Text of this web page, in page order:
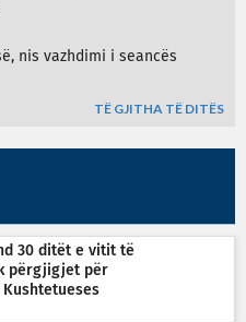
nis vazhdimi i seancës
TË GJITHA TË DITËS
30 ditët e vitit të
përgjigjet për